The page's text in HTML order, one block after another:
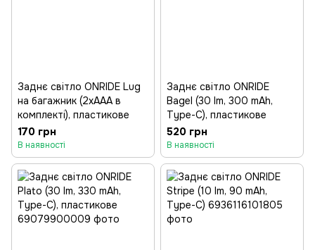
Заднє світло ONRIDE Lug
на багажник (2xAAA в
комплекті), пластикове
170 грн
В наявності
Заднє світло ONRIDE
Bagel (30 lm, 300 mAh,
Type-C), пластикове
520 грн
В наявності